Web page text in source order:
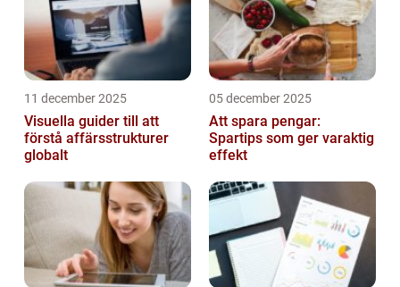
11 december 2025
Visuella guider till att
förstå affärsstrukturer
globalt
05 december 2025
Att spara pengar:
Spartips som ger varaktig
effekt